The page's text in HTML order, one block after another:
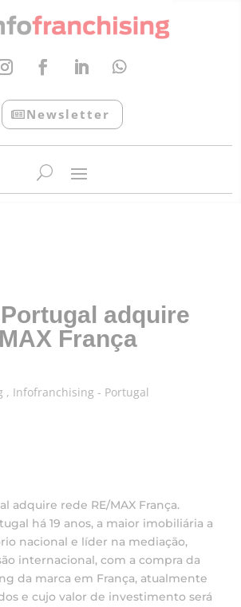
Newsletter
adquire
França
, Infofranchising - Portugal
adquire rede RE/MAX França.
há 19 anos, a maior imobiliária a
nacional e líder na mediação,
internacional, com a compra da
da marca em França, atualmente
e cujo valor de investimento será